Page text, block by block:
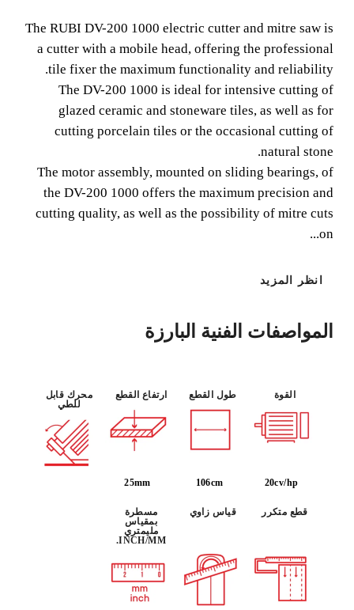
cutter with a mobile head, offering the professional tile
fixer the maximum functionality and reliability.
الاستخدام:
احترافي
القطع عند
The RUBI DV-200 1000 electric cutter and mitre saw is
a cutter with a mobile head, offering the professional
tile fixer the maximum functionality and reliability.
The DV-200 1000 is ideal for intensive cutting of
glazed ceramic and stoneware tiles, as well as for
cutting porcelain tiles or the occasional cutting of
natural stone.
The motor assembly, mounted on sliding bearings, of
the DV-200 1000 offers the maximum precision and
cutting quality, as well as the possibility of mitre cuts
on...
انظر المزيد
المواصفات الفنية البارزة
القوة
20cv/hp
طول القطع
106cm
ارتفاع القطع
25mm
محرك قابل
للطي
قطع متكرر قياس زاوي
مسطرة
بمقياس
مليمتري
INCH/MM.